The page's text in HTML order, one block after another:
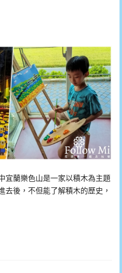
宜蘭樂色山是一家以積木為主題
去後，不但能了解積木的歷史，